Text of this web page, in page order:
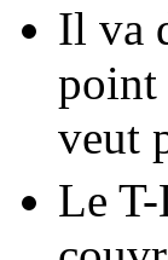
Il va
point
veut
Le